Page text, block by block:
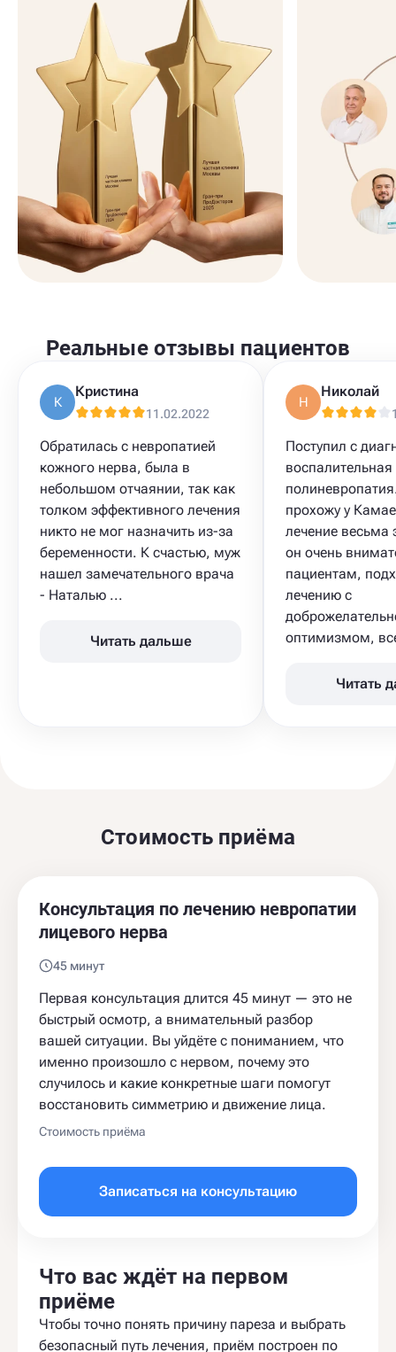
Реальные отзывы пациентов
К
Кристина
11.02.2022
Обратилась с невропатией
кожного нерва, была в
небольшом отчаянии, так как
толком эффективного лечения
никто не мог назначить из-за
беременности. К счастью, муж
нашел замечательного врача
- Наталью ...
Читать дальше
Н
Николай
Поступил с
воспалительная
прохожу у
лечение весьма
он очень
пациентам,
лечению с
оптимизмом,
Читать
Стоимость приёма
Консультация по лечению невропатии
лицевого нерва
45 минут
Первая консультация длится 45 минут — это не
быстрый осмотр, а внимательный разбор
вашей ситуации. Вы уйдёте с пониманием, что
именно произошло с нервом, почему это
случилось и какие конкретные шаги помогут
восстановить симметрию и движение лица.
Стоимость приёма
Записаться на консультацию
Что вас ждёт на первом
приёме
Чтобы точно понять причину пареза и выбрать
безопасный путь лечения, приём построен по